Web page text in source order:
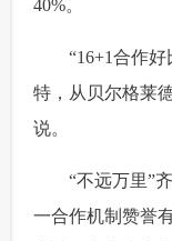
40%。
“16+1合作好
特，从贝尔格莱
说。
“不远万里”齐
一合作机制赞誉